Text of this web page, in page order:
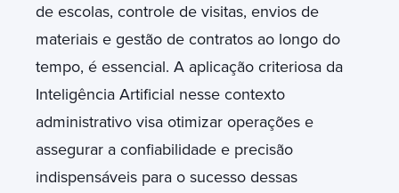
de escolas, controle de visitas, envios de
materiais e gestão de contratos ao longo do
tempo, é essencial. A aplicação criteriosa da
Inteligência Artificial nesse contexto
administrativo visa otimizar operações e
assegurar a confiabilidade e precisão
indispensáveis para o sucesso dessas